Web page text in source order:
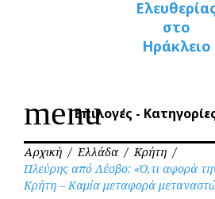
menuΕπιλογές -
Αρχική / Ελλάδα / Κρήτη /
Πλεύρης από Λέσβο: «Ό,τι αφορά
Κρήτη – Καμία μεταφορά